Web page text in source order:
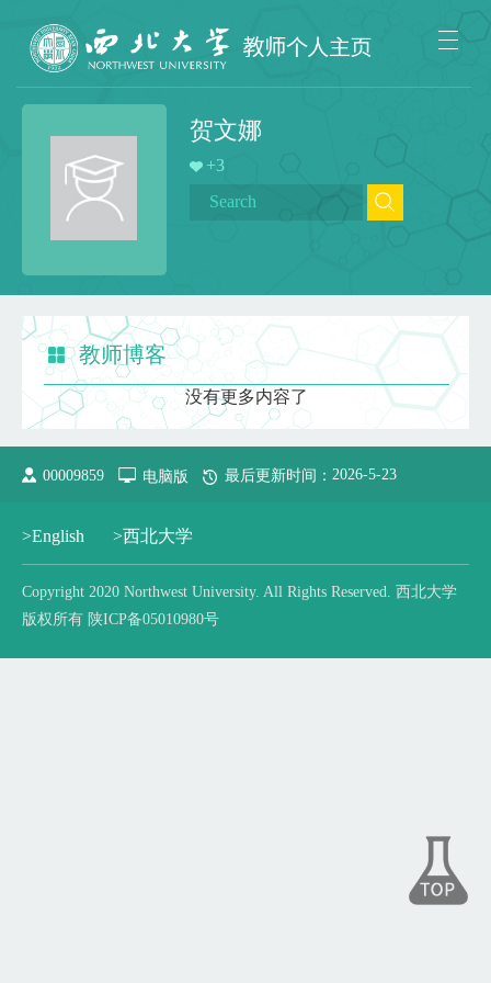
贺文娜
+3
教师博客
没有更多内容了
00009859 电脑版 最后更新时间： 2026-5-23
>English >西北大学
Copyright 2020 Northwest University. All Rights Reserved. 西北大学
版权所有 陕ICP备05010980号